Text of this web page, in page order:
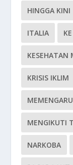
HINGGA KINI
ITALIA
KESEHATAN
KRISIS IKLIM
MENGIKUTI
NARKOBA